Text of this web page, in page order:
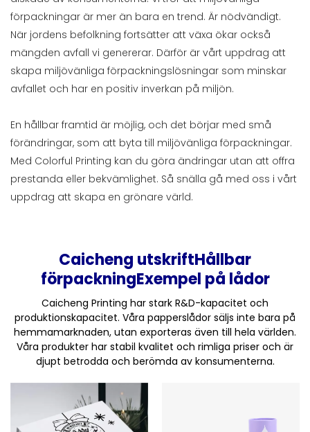
förpackningar är mer än bara en trend. Är nödvändigt.
När jordens befolkning fortsätter att växa ökar också
mängden avfall vi genererar. Därför är vårt uppdrag att
skapa miljövänliga förpackningslösningar som minskar
avfallet och har en positiv inverkan på miljön.
En hållbar framtid är möjlig, och det börjar med små
förändringar, som att byta till miljövänliga förpackningar.
Med Colorful Printing kan du göra ändringar utan att offra
prestanda eller bekvämlighet. Så snälla gå med oss ​​i vårt
uppdrag att skapa en grönare värld.
Caicheng utskriftHållbar
förpackningExempel på lådor
Caicheng Printing har stark R&D-kapacitet och
produktionskapacitet. Våra papperslådor säljs inte bara på
hemmamarknaden, utan exporteras även till hela världen.
Våra produkter har stabil kvalitet och rimliga priser och är
djupt betrodda och berömda av konsumenterna.